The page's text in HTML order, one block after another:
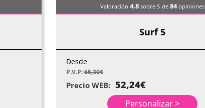
Valoración 4.8 sobre 5 de 84opiniones
Surf 5
Desde
P.V.P:65,30€
Precio WEB: 52,24€
Personalizar >